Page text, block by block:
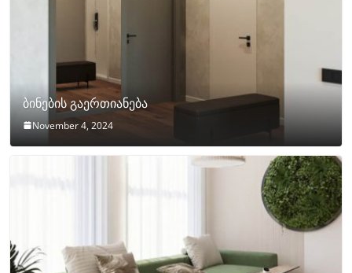
ბინების გაერთიანება
November 4, 2024